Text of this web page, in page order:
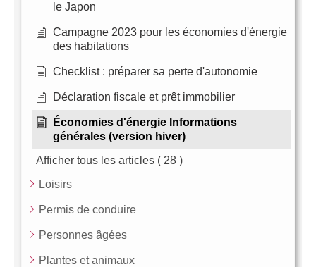
le Japon
Campagne 2023 pour les économies d'énergie
des habitations
Checklist : préparer sa perte d'autonomie
Déclaration fiscale et prêt immobilier
Économies d'énergie Informations
générales (version hiver)
Afficher tous les articles ( 28 )
Loisirs
Permis de conduire
Personnes âgées
Plantes et animaux